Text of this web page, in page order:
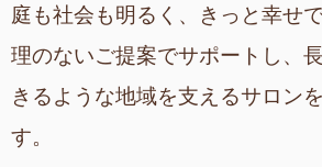
庭も社会も明るく、きっと幸せ
理のないご提案でサポートし、
きるような地域を支えるサロン
す。